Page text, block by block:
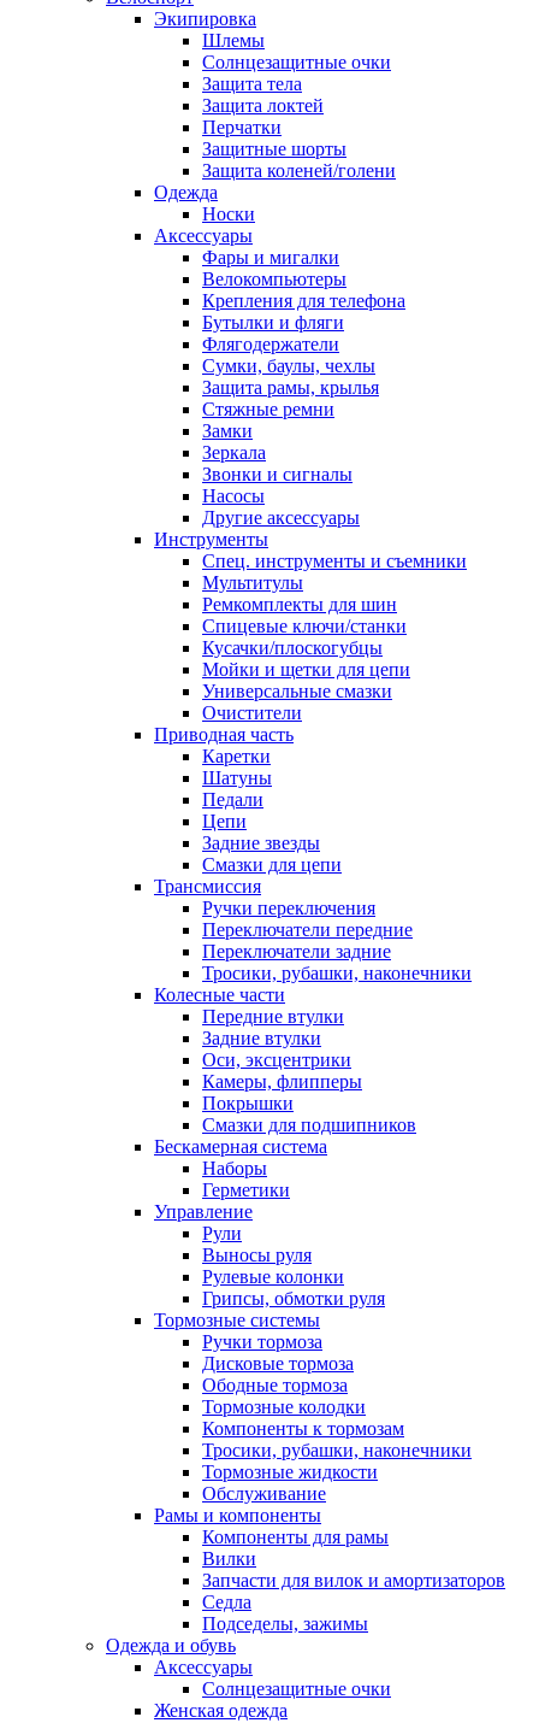
Экипировка
Шлемы
Солнцезащитные очки
Защита тела
Защита локтей
Перчатки
Защитные шорты
Защита коленей/голени
Одежда
Носки
Аксессуары
Фары и мигалки
Велокомпьютеры
Крепления для телефона
Бутылки и фляги
Флягодержатели
Сумки, баулы, чехлы
Защита рамы, крылья
Стяжные ремни
Замки
Зеркала
Звонки и сигналы
Насосы
Другие аксессуары
Инструменты
Спец. инструменты и съемники
Мультитулы
Ремкомплекты для шин
Спицевые ключи/станки
Кусачки/плоскогубцы
Мойки и щетки для цепи
Универсальные смазки
Очистители
Приводная часть
Каретки
Шатуны
Педали
Цепи
Задние звезды
Смазки для цепи
Трансмиссия
Ручки переключения
Переключатели передние
Переключатели задние
Тросики, рубашки, наконечники
Колесные части
Передние втулки
Задние втулки
Оси, эксцентрики
Камеры, флипперы
Покрышки
Смазки для подшипников
Бескамерная система
Наборы
Герметики
Управление
Рули
Выносы руля
Рулевые колонки
Грипсы, обмотки руля
Тормозные системы
Ручки тормоза
Дисковые тормоза
Ободные тормоза
Тормозные колодки
Компоненты к тормозам
Тросики, рубашки, наконечники
Тормозные жидкости
Обслуживание
Рамы и компоненты
Компоненты для рамы
Вилки
Запчасти для вилок и амортизаторов
Седла
Подседелы, зажимы
Одежда и обувь
Аксессуары
Солнцезащитные очки
Женская одежда